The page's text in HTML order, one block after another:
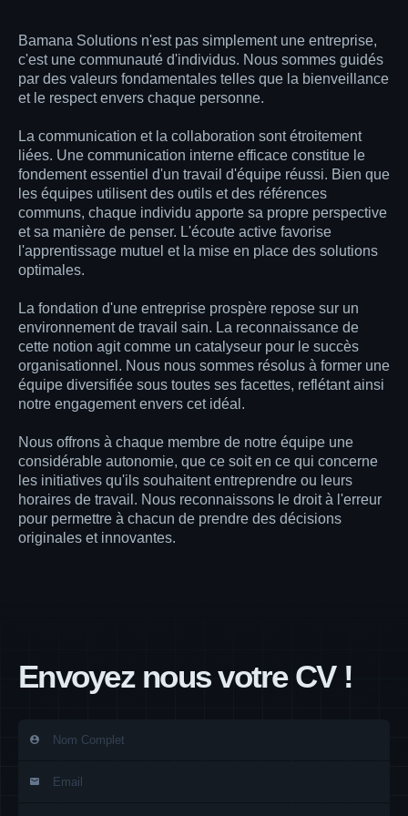
Bamana Solutions n'est pas simplement une entreprise,
c'est une communauté d'individus. Nous sommes guidés
par des valeurs fondamentales telles que la bienveillance
et le respect envers chaque personne.
La communication et la collaboration sont étroitement
liées. Une communication interne efficace constitue le
fondement essentiel d'un travail d'équipe réussi. Bien que
les équipes utilisent des outils et des références
communs, chaque individu apporte sa propre perspective
et sa manière de penser. L'écoute active favorise
l'apprentissage mutuel et la mise en place des solutions
optimales.
La fondation d'une entreprise prospère repose sur un
environnement de travail sain. La reconnaissance de
cette notion agit comme un catalyseur pour le succès
organisationnel. Nous nous sommes résolus à former une
équipe diversifiée sous toutes ses facettes, reflétant ainsi
notre engagement envers cet idéal.
Nous offrons à chaque membre de notre équipe une
considérable autonomie, que ce soit en ce qui concerne
les initiatives qu'ils souhaitent entreprendre ou leurs
horaires de travail. Nous reconnaissons le droit à l'erreur
pour permettre à chacun de prendre des décisions
originales et innovantes.
Envoyez nous votre CV !
account_circle
mail